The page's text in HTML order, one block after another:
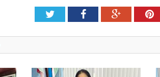
TwitterFacebookGoogle+